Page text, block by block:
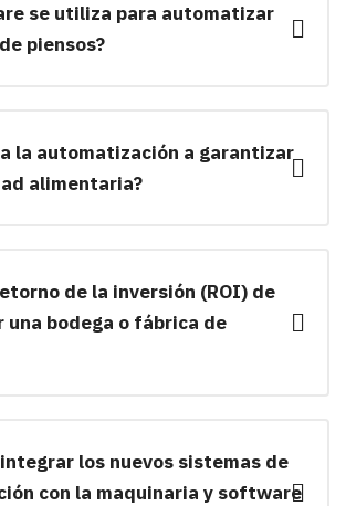
se utiliza para automatizar
piensos?
la automatización a garantizar
alimentaria?
de la inversión (ROI) de
bodega o fábrica de
los nuevos sistemas de
con la maquinaria y software